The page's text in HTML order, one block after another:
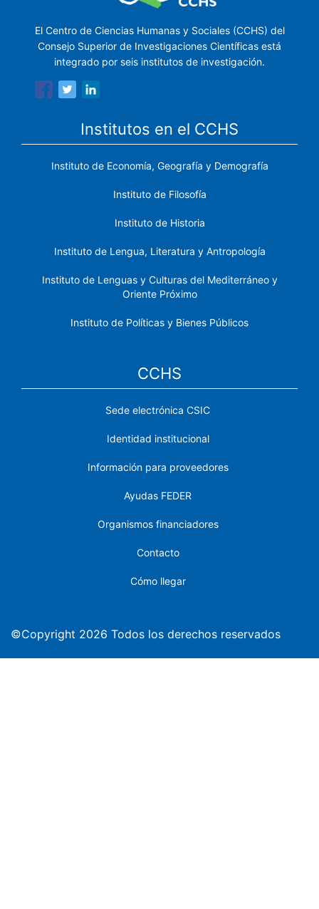
El Centro de Ciencias Humanas y Sociales (CCHS) del
Consejo Superior de Investigaciones Científicas está
integrado por seis institutos de investigación.
Institutos en el CCHS
Instituto de Economía, Geografía y Demografía
Instituto de Filosofía
Instituto de Historia
Instituto de Lengua, Literatura y Antropología
Instituto de Lenguas y Culturas del Mediterráneo y
Oriente Próximo
Instituto de Políticas y Bienes Públicos
CCHS
Sede electrónica CSIC
Identidad institucional
Información para proveedores
Ayudas FEDER
Organismos financiadores
Contacto
Cómo llegar
©Copyright 2026 Todos los derechos reservados